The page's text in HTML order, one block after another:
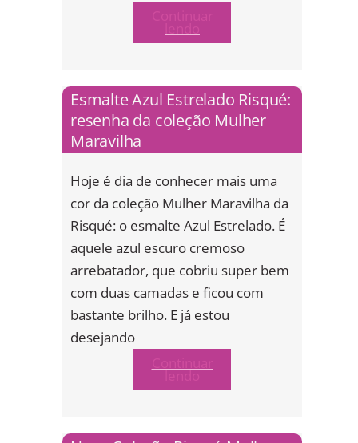
lendo
Esmalte Azul Estrelado Risqué:
resenha da coleção Mulher
Maravilha
Hoje é dia de conhecer mais uma
cor da coleção Mulher Maravilha da
Risqué: o esmalte Azul Estrelado. É
aquele azul escuro cremoso
arrebatador, que cobriu super bem
com duas camadas e ficou com
bastante brilho. E já estou
desejando
lendo